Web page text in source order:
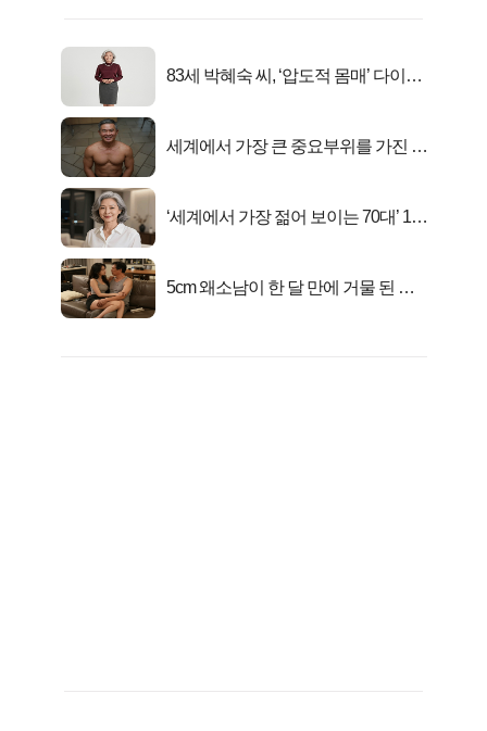
83세 박혜숙 씨, ‘압도적 몸매’ 다이어
세계에서 가장 큰 중요부위를 가진 남
‘세계에서 가장 젊어 보이는 70대’ 1위
5cm 왜소남이 한 달 만에 거물 된 사